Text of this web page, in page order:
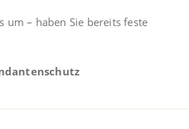
um – haben Sie bereits feste